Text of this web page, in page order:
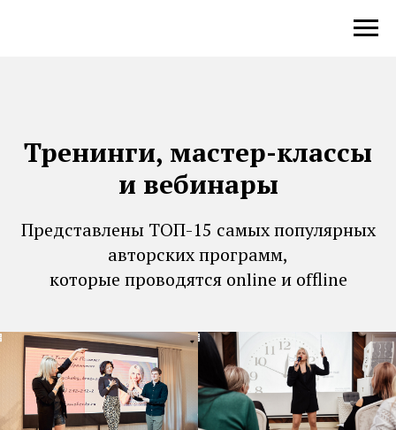
Тренинги, мастер-классы
и вебинары
Представлены ТОП-15 самых популярных
авторских программ,
которые проводятся online и offline